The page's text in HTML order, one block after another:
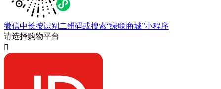
微信中长按识别二维码或搜索“绿联商城”小程序
请选择购物平台
